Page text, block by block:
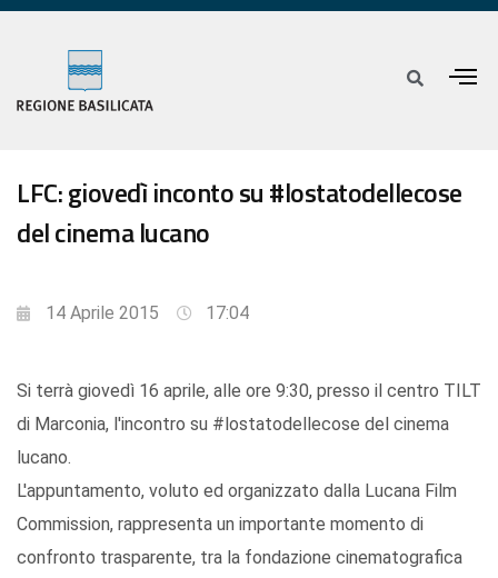
LFC: giovedì inconto su #lostatodellecose
del cinema lucano
14 Aprile 2015 17:04
Si terrà giovedì 16 aprile, alle ore 9:30, presso il centro TILT
di Marconia, l'incontro su #lostatodellecose del cinema
lucano.
L'appuntamento, voluto ed organizzato dalla Lucana Film
Commission, rappresenta un importante momento di
confronto trasparente, tra la fondazione cinematografica